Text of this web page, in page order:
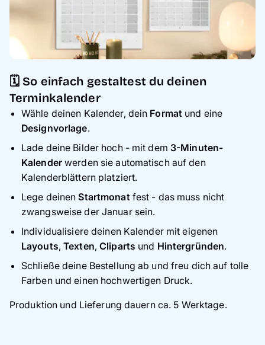
🗓️ So einfach gestaltest du deinen
Terminkalender
Wähle deinen Kalender, dein Format und eine
Designvorlage.
Lade deine Bilder hoch - mit dem 3-Minuten-
Kalenderwerden sie automatisch auf den
Kalenderblättern platziert.
Lege deinenStartmonatfest - das muss nicht
zwangsweise der Januar sein.
Individualisiere deinen Kalender mit eigenen
Layouts,Texten,Cliparts und Hintergründen.
Schließe deine Bestellung ab und freu dich auf tolle
Farben und einen hochwertigen Druck.
Produktion und Lieferung dauern ca. 5 Werktage.